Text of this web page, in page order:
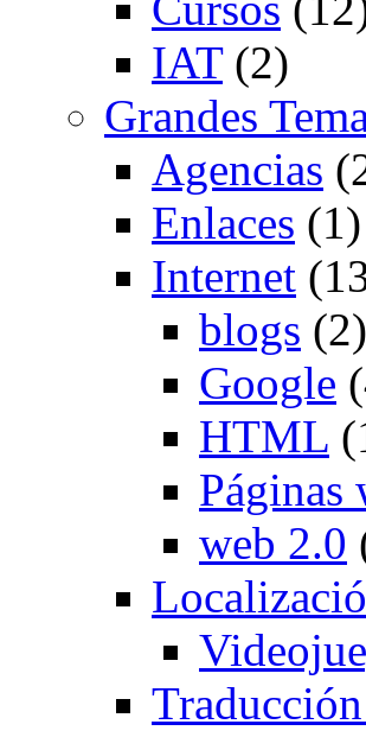
IAT(2)
Grandes
Agencias
Enlaces (1)
Internet
blogs (2)
Google
HTML
Páginas
web 2.0